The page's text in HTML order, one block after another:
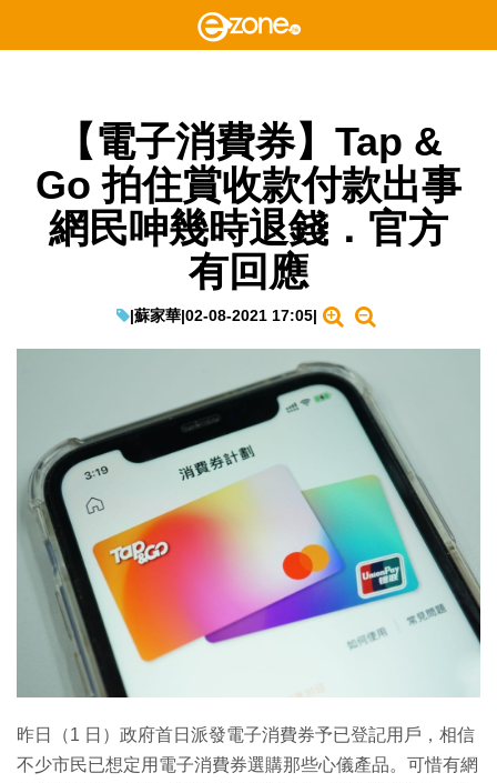
【電子消費券】Tap &
Go 拍住賞收款付款出事
網民呻幾時退錢．官方
有回應
|蘇家華|02-08-2021 17:05|
昨日（1 日）政府首日派發電子消費券予已登記用戶，相信
不少市民已想定用電子消費券選購那些心儀產品。可惜有網